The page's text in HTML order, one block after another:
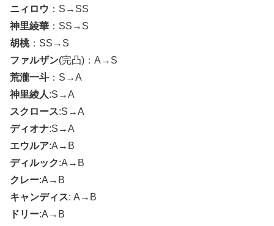
ニィロウ ：S→SS
神里綾華 ：SS→S
胡桃：SS→S
ファルザン(完凸)：A→S
荒瀧一斗 ：S→A
神里綾人:S→A
スクロース:S→A
ディオナ:S→A
エウルア:A→B
ディルック:A→B
クレー:A→B
キャンディス: A→B
ドリー:A→B